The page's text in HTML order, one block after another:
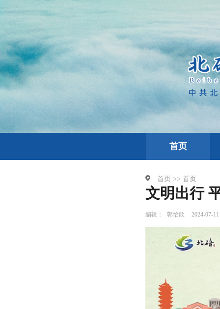
首页
首页 >> 首页
文明出行
编辑： 郭怡欣 2024-07-